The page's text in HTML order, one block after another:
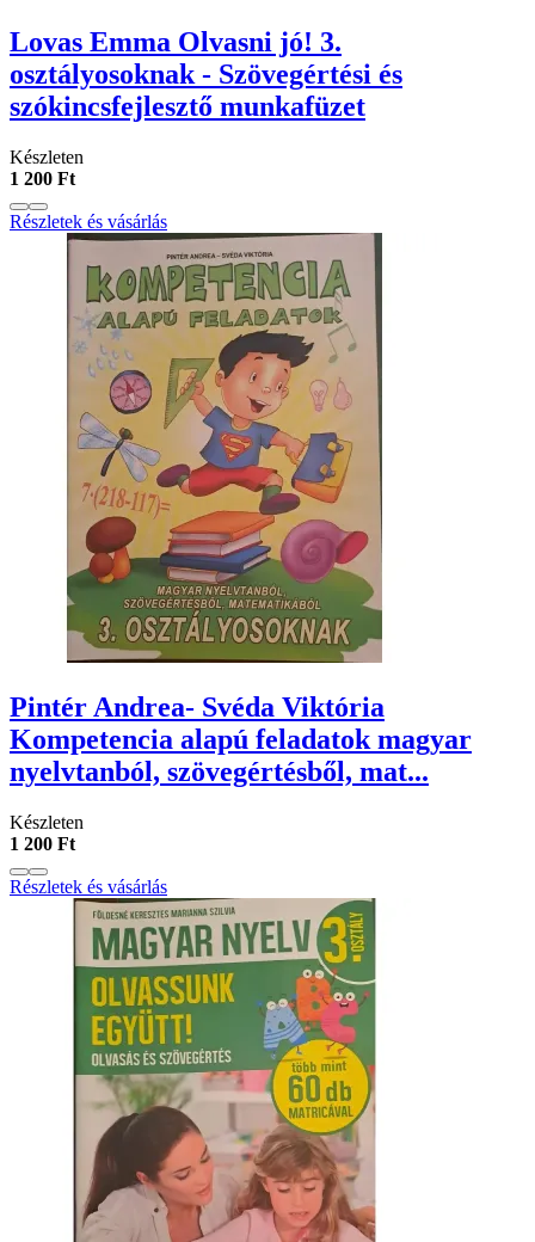
Lovas Emma Olvasni jó! 3.
osztályosoknak - Szövegértési és
szókincsfejlesztő munkafüzet
Készleten
1 200 Ft
Részletek és vásárlás
Pintér Andrea- Svéda Viktória
Kompetencia alapú feladatok magyar
nyelvtanból, szövegértésből, mat...
Készleten
1 200 Ft
Részletek és vásárlás